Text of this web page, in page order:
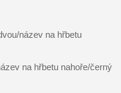
název na hřbetu
na hřbetu nahoře/černý